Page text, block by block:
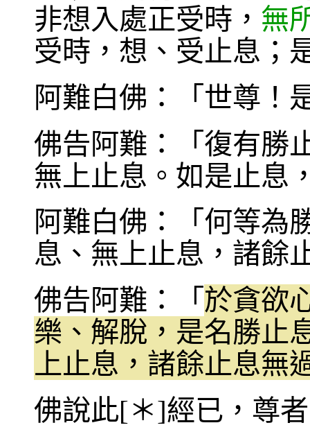
非想入處正受時， 無
受時，想、受止息；
阿難白佛：「世尊！
佛告阿難：「復有勝
無上止息。如是止息
阿難白佛：「何等為
息、無上止息，諸餘
佛告阿難：「 於貪欲
樂、解脫，是名勝止
上止息，諸餘止息無
佛說此[＊]經已，尊